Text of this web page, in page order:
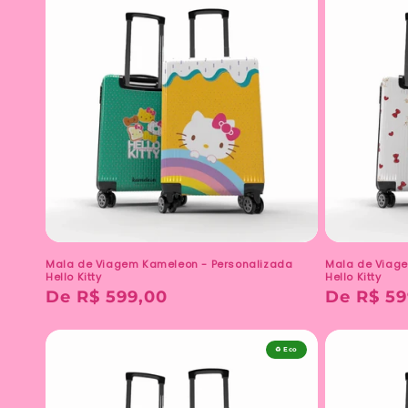
Mala de Viagem Kameleon - Personalizada
Hello Kitty
Preço
De R$ 599,00
Mala de
Hello Kitty
Preço
De R$
♻️ Eco